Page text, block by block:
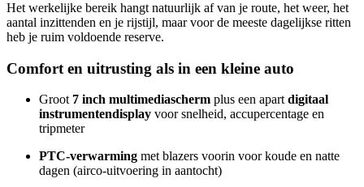
Het werkelijke bereik hangt natuurlijk af van je route, het weer, het
aantal inzittenden en je rijstijl, maar voor de meeste dagelijkse ritten
heb je ruim voldoende reserve.
Comfort en uitrusting als in een kleine auto
Groot 7 inch multimediascherm plus een apartdigitaal
instrumentendisplay voor snelheid, accupercentage en
tripmeter
PTC-verwarming met blazers voorin voor koude en natte
dagen (airco-uitvoering in aantocht)